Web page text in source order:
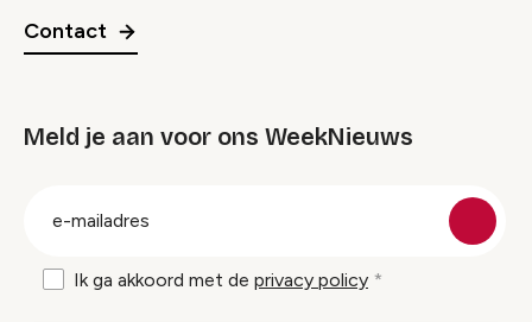
Contact
Meld je aan voor ons WeekNieuws
Ik ga akkoord met de privacy policy